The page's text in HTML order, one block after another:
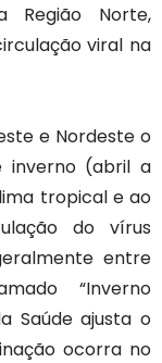
Região Norte,
viral na
e Nordeste o
inverno (abril a
tropical e ao
do vírus
entre
“Inverno
Saúde ajusta o
ocorra no